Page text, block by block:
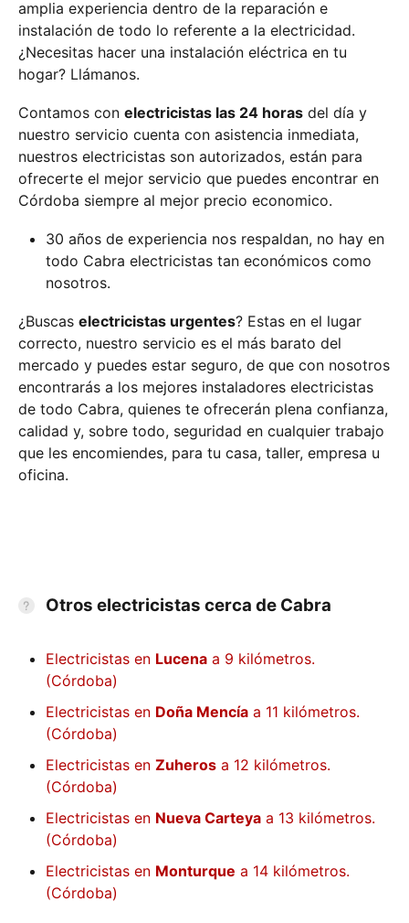
amplia experiencia dentro de la reparación e
instalación de todo lo referente a la electricidad.
¿Necesitas hacer una instalación eléctrica en tu
hogar? Llámanos.
Contamos con electricistas las 24 horas del día y
nuestro servicio cuenta con asistencia inmediata,
nuestros electricistas son autorizados, están para
ofrecerte el mejor servicio que puedes encontrar en
Córdoba siempre al mejor precio economico.
30 años de experiencia nos respaldan, no hay en
todo Cabra electricistas tan económicos como
nosotros.
¿Buscas electricistas urgentes? Estas en el lugar
correcto, nuestro servicio es el más barato del
mercado y puedes estar seguro, de que con nosotros
encontrarás a los mejores instaladores electricistas
de todo Cabra, quienes te ofrecerán plena confianza,
calidad y, sobre todo, seguridad en cualquier trabajo
que les encomiendes, para tu casa, taller, empresa u
oficina.
Otros electricistas cerca de Cabra
Electricistas en Lucena a 9 kilómetros.
(Córdoba)
Electricistas en Doña Mencía a 11 kilómetros.
(Córdoba)
Electricistas en Zuheros a 12 kilómetros.
(Córdoba)
Electricistas en Nueva Carteya a 13 kilómetros.
(Córdoba)
Electricistas en Monturque a 14 kilómetros.
(Córdoba)